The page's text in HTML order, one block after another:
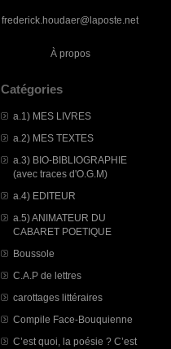
frederick.houdaer@laposte.net
À propos
Catégories
a.1) MES LIVRES
a.2) MES TEXTES
a.3) BIO-BIBLIOGRAPHIE
(avec traces d'O.G.M)
a.4) EDITEUR
a.5) ANIMATEUR DU
CABARET POETIQUE
Boussole
C.A.P de lettres
carottages littéraires
Compile Face-Bouquienne
C’est quoi, la poésie ? C’est